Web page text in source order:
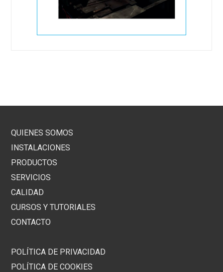
QUIENES SOMOS
INSTALACIONES
PRODUCTOS
SERVICIOS
CALIDAD
CURSOS Y TUTORIALES
CONTACTO
POLÍTICA DE PRIVACIDAD
POLÍTICA DE COOKIES